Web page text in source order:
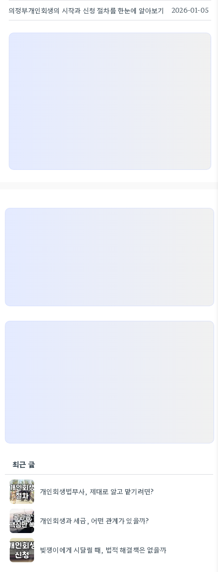
의정부개인회생의 시작과 신청 절차를 한눈에 알아보기 2026-01-05
최근 글
개인회생법무사, 제대로 알고 맡기려면?
개인회생과 세금, 어떤 관계가 있을까?
빚쟁이에게 시달릴 때, 법적 해결책은 없을까